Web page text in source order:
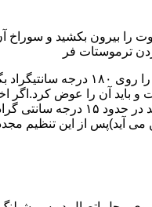
یا محافظ پیلوت را بیرون بکشید
ترموستات فر
اگر حرارت فر خیلی زیاد یا خیلی کم باشد ترموستات آن احتیاج به تنظیم دارد برای این کار به طریق
دلیل آنست که ترموستات معیوب است و باید آن را
دماسنج با آنچه که فر را تنظیم کرده اید کم باشد دکمه کنترل را بسته و پیچ تنظیم کننده را به طرف
رود و اگر در جهت کم چرخانیده شود ۱۵ درجه سانتیگراد حرارت فر پایین